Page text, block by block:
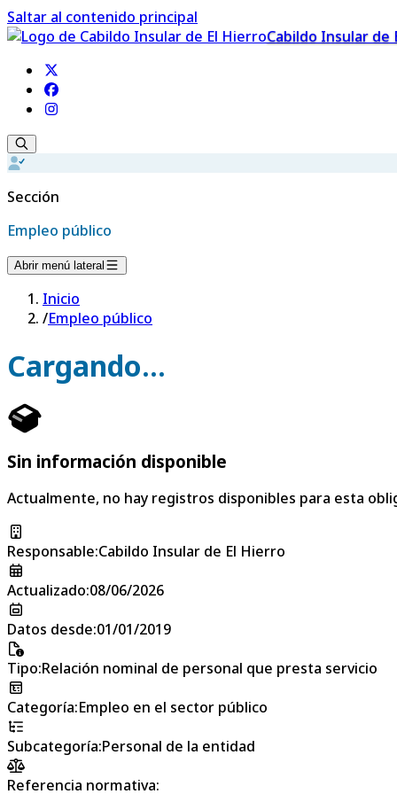
Saltar al contenido principal
Cabildo Insular de
Sección
Empleo público
Abrir menú lateral
Inicio
/Empleo público
Cargando...
Sin información disponible
Actualmente, no hay registros disponibles para esta
Responsable:Cabildo Insular de El Hierro
Actualizado:08/06/2026
Datos desde:01/01/2019
Tipo:Relación nominal de personal que presta servicio
Categoría:Empleo en el sector público
Subcategoría:Personal de la entidad
Referencia normativa: